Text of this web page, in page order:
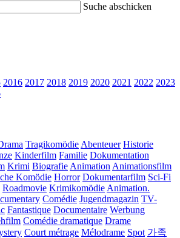
Suche abschicken
2016 2017 2018 2019 2020 2021 2022 2023
Tragikomödie Abenteuer Historie
Kinderfilm Familie Dokumentation
Krimi Biografie Animation Animationsfilm
Komödie Horror Dokumentarfilm Sci-Fi
Roadmovie Krimikomödie Animation.
Comédie Jugendmagazin TV-
Fantastique Documentaire Werbung
Comédie dramatique Drame
Court métrage Mélodrame Spot 가족